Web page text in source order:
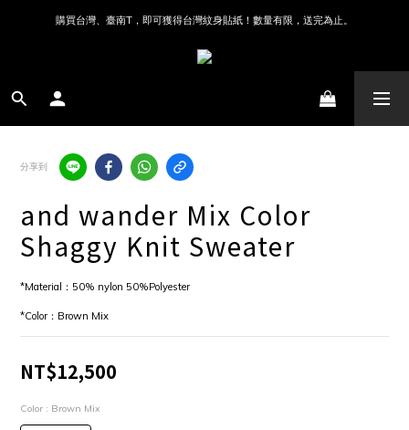
購買台灣、臺南T，即可獲得台灣紋身貼紙！數量有限，送完為止。
分享到
and wander Mix Color
Shaggy Knit Sweater
*Material：50% nylon 50%Polyester
*Color：Brown Mix
NT$12,500
Color : Brown Mix